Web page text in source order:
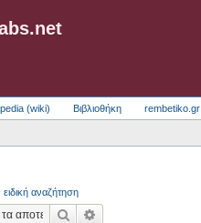
(wiki) Βιβλιοθήκη rembetiko.gr
αναζήτηση
Αναζήτηση